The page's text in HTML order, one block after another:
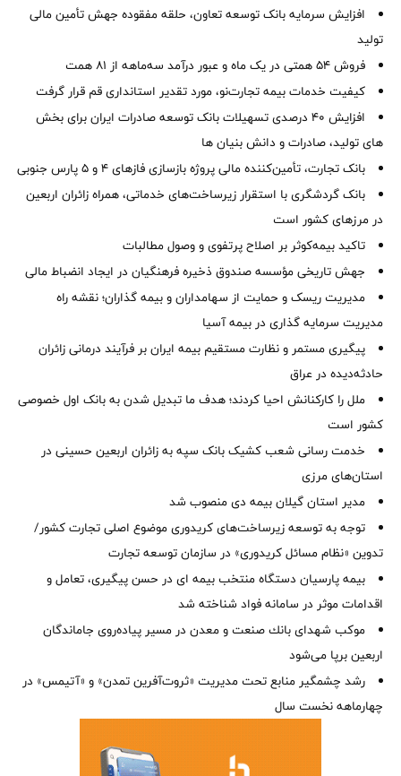
افزایش سرمایه بانک توسعه تعاون، حلقه مفقوده جهش تأمین مالی
تولید
فروش 54 همتی در یک ماه و عبور درآمد سه‌ماهه از 81 همت
کیفیت خدمات بیمه تجارت‌نو، مورد تقدیر استانداری قم قرار گرفت
افزایش 40 درصدی تسهیلات بانک توسعه صادرات ایران برای بخش
های تولید، صادرات و دانش بنیان ها
بانک تجارت، تأمین‌کننده مالی پروژه بازسازی فازهای ۴ و ۵ پارس جنوبی
بانک گردشگری با استقرار زیرساخت‌های خدماتی، همراه زائران اربعین
در مرزهای کشور است
تاکید بیمه‌کوثر بر اصلاح پرتفوی و وصول مطالبات ‌
جهش تاریخی مؤسسه صندوق ذخیره فرهنگیان در ایجاد انضباط مالی
مدیریت ریسک و حمایت از سهامداران و بیمه گذاران؛ نقشه راه
مدیریت سرمایه گذاری در بیمه آسیا
پیگیری مستمر و نظارت مستقیم بیمه ایران بر فرآیند درمانی زائران
حادثه‌دیده در عراق
ملل را کارکنانش احیا کردند؛ هدف ما تبدیل شدن به بانک اول خصوصی
کشور است
خدمت رسانی شعب کشیک بانک سپه به زائران اربعین حسینی در
استان‌‌های مرزی
‌مدیر استان گیلان بیمه دی منصوب شد
توجه به توسعه زیرساخت‌های کریدوری موضوع اصلی تجارت کشور/
تدوین «نظام مسائل کریدوری» در سازمان توسعه تجارت
بیمه پارسیان دستگاه منتخب بیمه ای در حسن پیگیری، تعامل و
اقدامات موثر در سامانه فواد شناخته شد
موكب شهدای بانك صنعت و معدن در مسیر پیاده‌روی جاماندگان
اربعین برپا می‌شود
رشد چشمگیر منابع تحت مدیریت «ثروت‌آفرین تمدن» و «آتیمس» در
چهارماهه نخست سال